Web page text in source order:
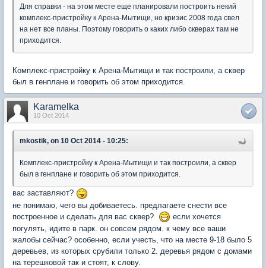
Для справки - на этом месте еще планировали построить некий
комплекс-пристройку к Арена-Мытищи, но кризис 2008 года свел
на нет все планы. Поэтому говорить о каких либо скверах там не
приходится.
Комплекс-пристройку к Арена-Мытищи и так построили, а сквер
был в генплане и говорить об этом приходится.
Karamelka
10 Oct 2014
mkostik, on 10 Oct 2014 - 10:25:
Комплекс-пристройку к Арена-Мытищи и так построили, а сквер
был в генплане и говорить об этом приходится.
вас заставляют?
не понимаю, чего вы добиваетесь. предлагаете снести все
построенное и сделать для вас сквер?
если хочется
погулять, идите в парк. он совсем рядом. к чему все ваши
жалобы сейчас? особенно, если учесть, что на месте 9-18 было 5
деревьев, из которых срубили только 2. деревья рядом с домами
на терешковой так и стоят, к слову.